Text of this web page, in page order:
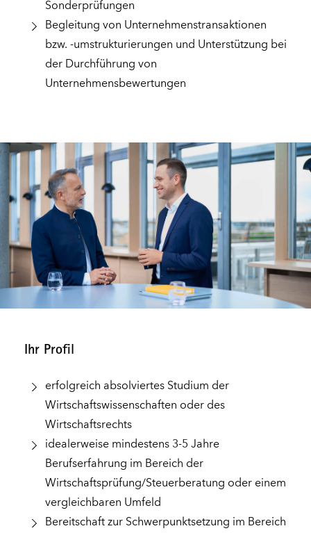
Sonderprüfungen
Begleitung von Unternehmenstransaktionen
bzw. -umstrukturierungen und Unterstützung bei
der Durchführung von
Unternehmensbewertungen
Ihr Profil
erfolgreich absolviertes Studium der
Wirtschaftswissenschaften oder des
Wirtschaftsrechts
idealerweise mindestens 3-5 Jahre
Berufserfahrung im Bereich der
Wirtschaftsprüfung/Steuerberatung oder einem
vergleichbaren Umfeld
Bereitschaft zur Schwerpunktsetzung im Bereich